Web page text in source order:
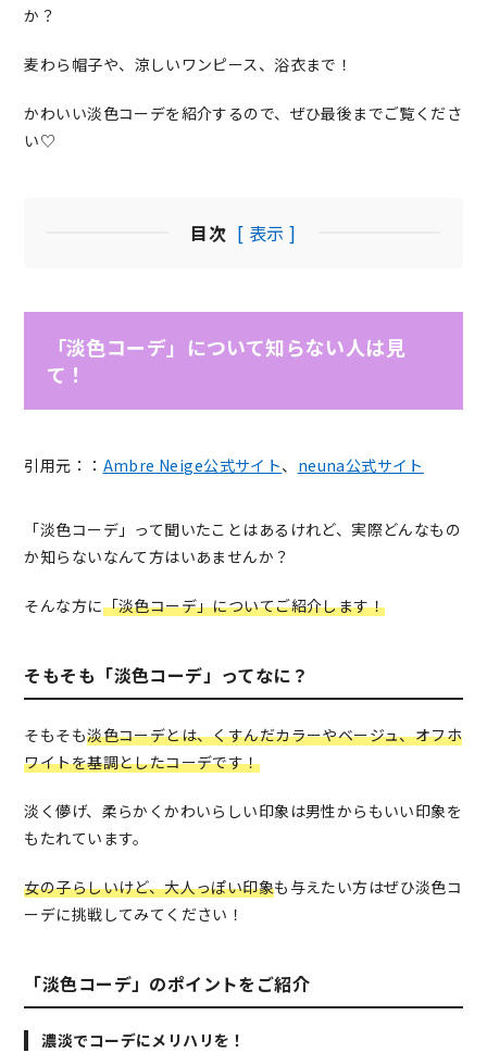
か？
麦わら帽子や、涼しいワンピース、浴衣まで！
かわいい淡色コーデを紹介するので、ぜひ最後までご覧くださ
い♡
目次 [ 表示 ]
「淡色コーデ」について知らない人は見
て！
引用元：： Ambre Neige公式サイト、 neuna公式サイト
「淡色コーデ」って聞いたことはあるけれど、実際どんなもの
か知らないなんて方はいあませんか？
そんな方に「淡色コーデ」についてご紹介します！
そもそも「淡色コーデ」ってなに？
そもそも淡色コーデとは、くすんだカラーやベージュ、オフホ
ワイトを基調としたコーデです！
淡く儚げ、柔らかくかわいらしい印象は男性からもいい印象を
もたれています。
女の子らしいけど、大人っぽい印象も与えたい方はぜひ淡色コ
ーデに挑戦してみてください！
「淡色コーデ」のポイントをご紹介
濃淡でコーデにメリハリを！